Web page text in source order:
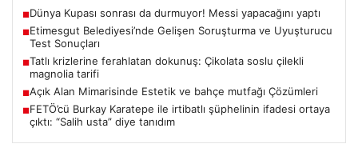
■Dünya Kupası sonrası da durmuyor! Messi yapacağını yaptı
■Etimesgut Belediyesi’nde Gelişen Soruşturma ve Uyuşturucu
Test Sonuçları
■Tatlı krizlerine ferahlatan dokunuş: Çikolata soslu çilekli
magnolia tarifi
■Açık Alan Mimarisinde Estetik ve bahçe mutfağı Çözümleri
■FETÖ’cü Burkay Karatepe ile irtibatlı şüphelinin ifadesi ortaya
çıktı: “Salih usta” diye tanıdım